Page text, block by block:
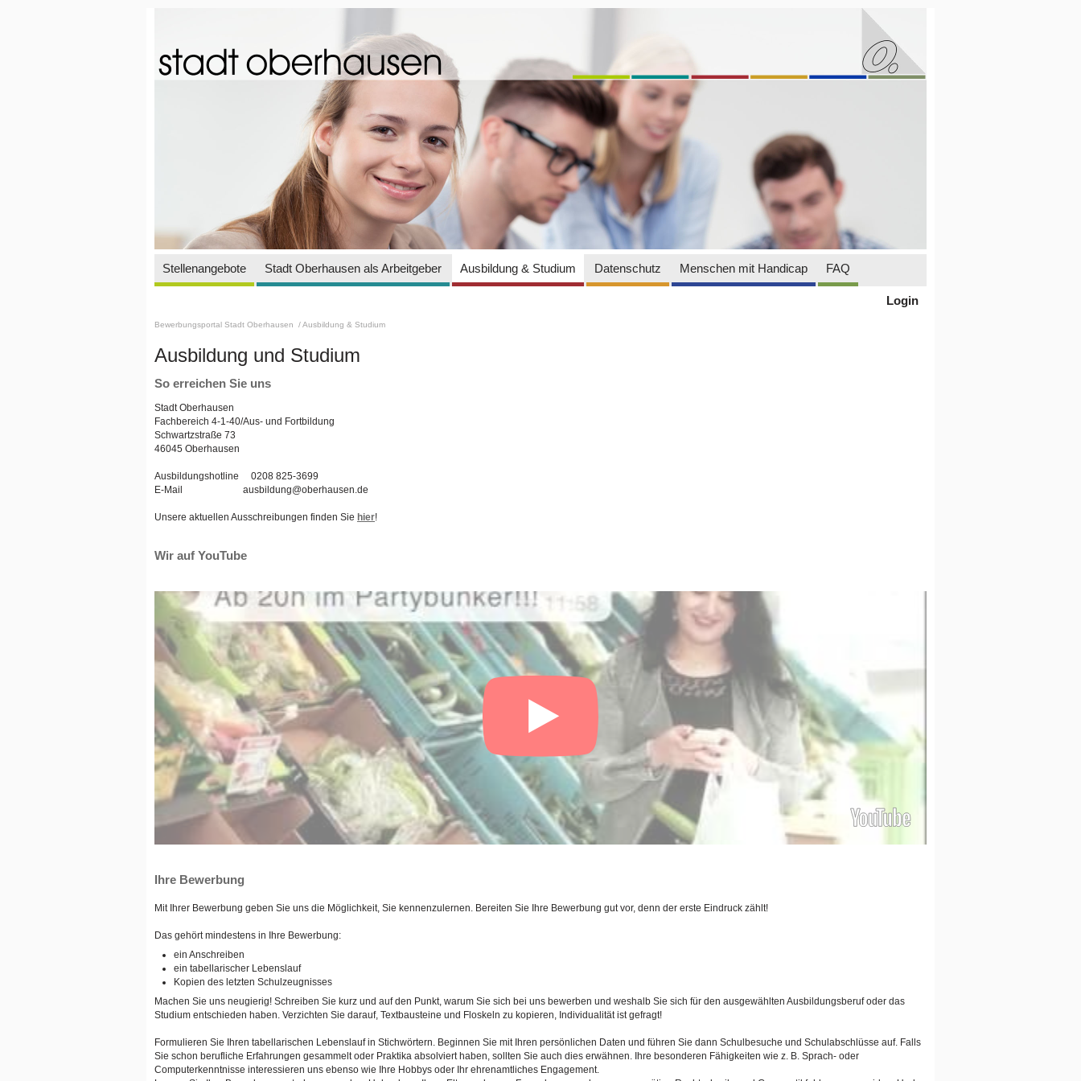
Stellenangebote Stadt Oberhausen als Arbeitgeber Ausbildung & Studium Datenschutz Menschen mit Handicap FAQ
Login
Bewerbungsportal Stadt Oberhausen / Ausbildung & Studium
Ausbildung und Studium
So erreichen Sie uns
Stadt Oberhausen
Fachbereich 4-1-40/Aus- und Fortbildung
Schwartzstraße 73
46045 Oberhausen
Ausbildungshotline 0208 825-3699
E-Mail ausbildung@oberhausen.de
Unsere aktuellen Ausschreibungen finden Sie hier!
Wir auf YouTube
Ihre Bewerbung
Mit Ihrer Bewerbung geben Sie uns die Möglichkeit, Sie kennenzulernen. Bereiten Sie Ihre Bewerbung gut vor, denn der erste Eindruck zählt!
Das gehört mindestens in Ihre Bewerbung:
ein Anschreiben
ein tabellarischer Lebenslauf
Kopien des letzten Schulzeugnisses
Machen Sie uns neugierig! Schreiben Sie kurz und auf den Punkt, warum Sie sich bei uns bewerben und weshalb Sie sich für den ausgewählten Ausbildungsberuf oder das
Studium entschieden haben. Verzichten Sie darauf, Textbausteine und Floskeln zu kopieren, Individualität ist gefragt!
Formulieren Sie Ihren tabellarischen Lebenslauf in Stichwörtern. Beginnen Sie mit Ihren persönlichen Daten und führen Sie dann Schulbesuche und Schulabschlüsse auf. Falls
Sie schon berufliche Erfahrungen gesammelt oder Praktika absolviert haben, sollten Sie auch dies erwähnen. Ihre besonderen Fähigkeiten wie z. B. Sprach- oder
Computerkenntnisse interessieren uns ebenso wie Ihre Hobbys oder Ihr ehrenamtliches Engagement.